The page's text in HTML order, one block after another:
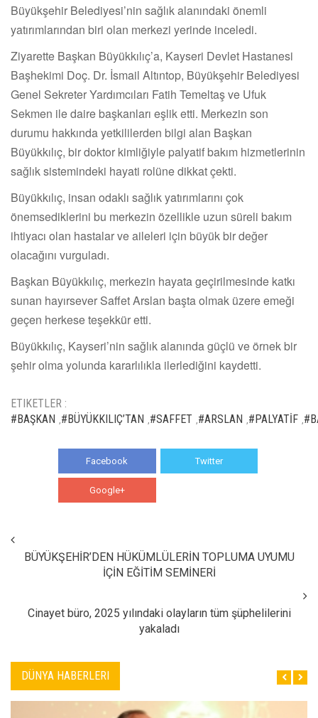
Büyükşehir Belediyesi’nin sağlık alanındaki önemli
yatırımlarından biri olan merkezi yerinde inceledi.
Ziyarette Başkan Büyükkılıç’a, Kayseri Devlet Hastanesi
Başhekimi Doç. Dr. İsmail Altıntop, Büyükşehir Belediyesi
Genel Sekreter Yardımcıları Fatih Temeltaş ve Ufuk
Sekmen ile daire başkanları eşlik etti. Merkezin son
durumu hakkında yetkililerden bilgi alan Başkan
Büyükkılıç, bir doktor kimliğiyle palyatif bakım hizmetlerinin
sağlık sistemindeki hayati rolüne dikkat çekti.
Büyükkılıç, insan odaklı sağlık yatırımlarını çok
önemsediklerini bu merkezin özellikle uzun süreli bakım
ihtiyacı olan hastalar ve aileleri için büyük bir değer
olacağını vurguladı.
Başkan Büyükkılıç, merkezin hayata geçirilmesinde katkı
sunan hayırsever Saffet Arslan başta olmak üzere emeği
geçen herkese teşekkür etti.
Büyükkılıç, Kayseri’nin sağlık alanında güçlü ve örnek bir
şehir olma yolunda kararlılıkla ilerlediğini kaydetti.
ETIKETLER :
#BAŞKAN #BÜYÜKKILIÇ’TAN #SAFFET #ARSLAN #PALYATİF
Facebook Twitter
Google+
BÜYÜKŞEHİR’DEN HÜKÜMLÜLERİN TOPLUMA UYUMU
İÇİN EĞİTİM SEMİNERİ
Cinayet büro, 2025 yılındaki olayların tüm şüphelilerini
yakaladı
DÜNYA HABERLERI